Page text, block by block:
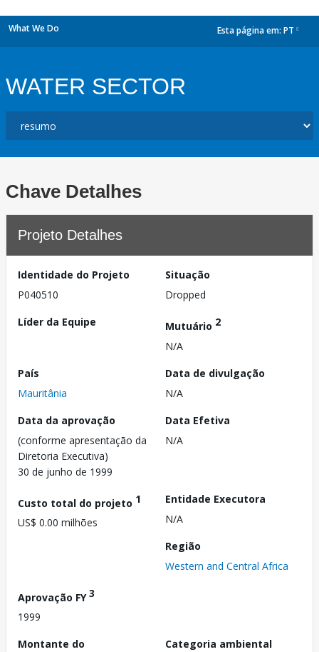
What We Do Esta página em: PT
WATER SECTOR
Chave Detalhes
Projeto Detalhes
Identidade do Projeto
P040510
Situação
Dropped
Líder da Equipe
Mutuário 2
N/A
País
Mauritânia
Data de divulgação
N/A
Data da aprovação
(conforme apresentação da
Diretoria Executiva)
30 de junho de 1999
Data Efetiva
N/A
Custo total do projeto 1
US$ 0.00 milhões
Entidade Executora
N/A
Região
Western and Central Africa
Aprovação FY3
1999
Montante do
Categoria ambiental